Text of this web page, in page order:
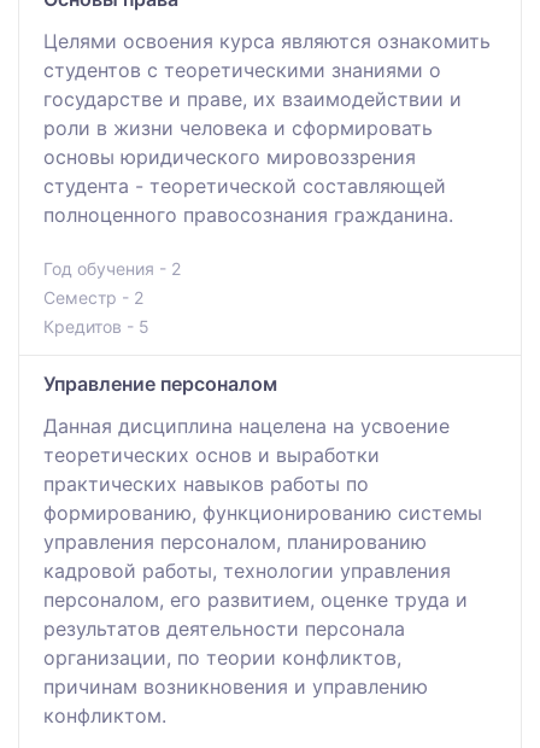
Целями освоения курса являются ознакомить
студентов с теоретическими знаниями о
государстве и праве, их взаимодействии и
роли в жизни человека и сформировать
основы юридического мировоззрения
студента - теоретической составляющей
полноценного правосознания гражданина.
Год обучения - 2
Семестр - 2
Кредитов - 5
Управление персоналом
Данная дисциплина нацелена на усвоение
теоретических основ и выработки
практических навыков работы по
формированию, функционированию системы
управления персоналом, планированию
кадровой работы, технологии управления
персоналом, его развитием, оценке труда и
результатов деятельности персонала
организации, по теории конфликтов,
причинам возникновения и управлению
конфликтом.